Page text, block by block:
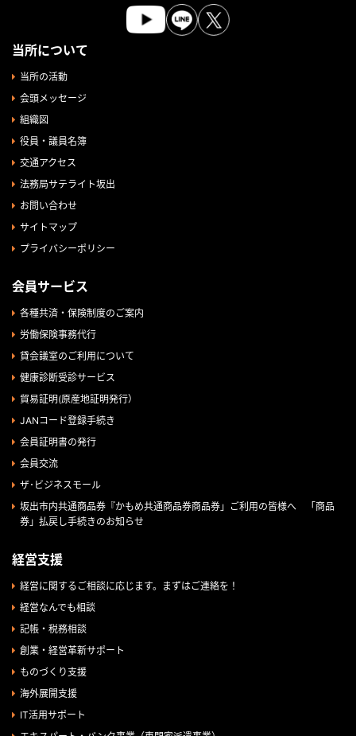
当所について
当所の活動
会頭メッセージ
組織図
役員・議員名簿
交通アクセス
法務局サテライト坂出
お問い合わせ
サイトマップ
プライバシーポリシー
会員サービス
各種共済・保険制度のご案内
労働保険事務代行
貸会議室のご利用について
健康診断受診サービス
貿易証明(原産地証明発行）
JANコード登録手続き
会員証明書の発行
会員交流
ザ･ビジネスモール
坂出市内共通商品券『かもめ共通商品券商品券」ご利用の皆様へ 「商品
券」払戻し手続きのお知らせ
経営支援
経営に関するご相談に応じます。まずはご連絡を！
経営なんでも相談
記帳・税務相談
創業・経営革新サポート
ものづくり支援
海外展開支援
IT活用サポート